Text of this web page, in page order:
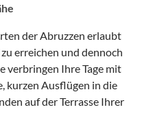
der Abruzzen erlaubt
erreichen und dennoch
verbringen Ihre Tage mit
kurzen Ausflügen in die
auf der Terrasse Ihrer